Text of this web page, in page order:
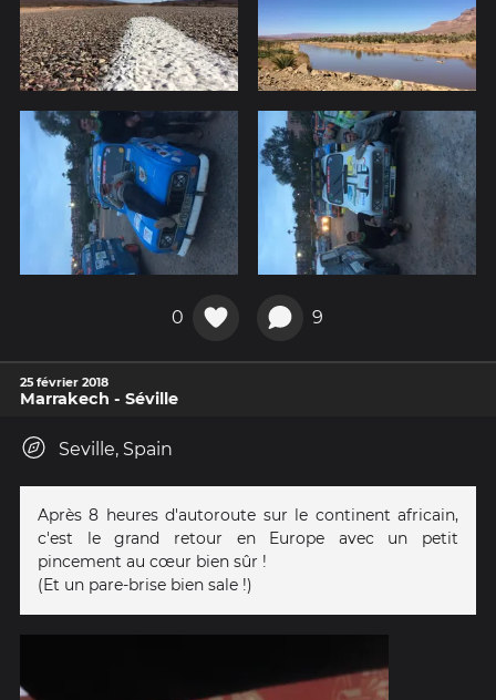
0 9
25 février 2018
Marrakech - Séville
Seville, Spain
Après 8 heures d'autoroute sur le continent africain,
c'est le grand retour en Europe avec un petit
pincement au cœur bien sûr !
(Et un pare-brise bien sale !)